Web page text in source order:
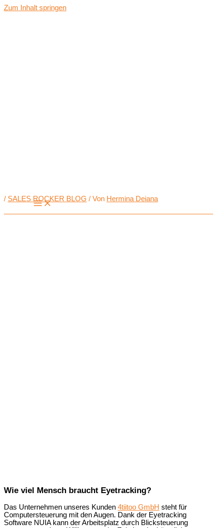
Zum Inhalt springen
/ SALES ROCKER BLOG / Von Hermina Deiana
Wie viel Mensch braucht Eyetracking?
Das Unternehmen unseres Kunden 4tiitoo GmbH steht für
Computersteuerung mit den Augen. Dank der Eyetracking
Software NUIA kann der Arbeitsplatz durch Blicksteuerung